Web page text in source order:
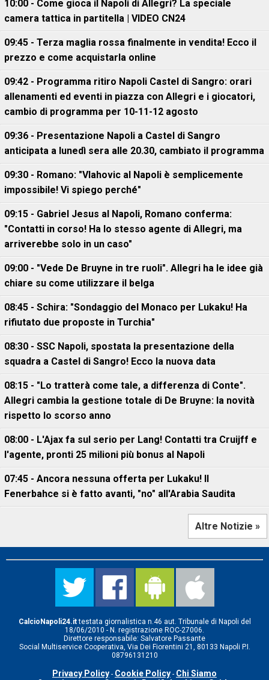
10:00 - Come gioca il Napoli di Allegri? La speciale
camera tattica in partitella | VIDEO CN24
09:45 - Terza maglia rossa finalmente in vendita! Ecco il
prezzo e come acquistarla online
09:42 - Programma ritiro Napoli Castel di Sangro: orari
allenamenti ed eventi in piazza con Allegri e i giocatori,
cambio di programma per 10-11-12 agosto
09:36 - Presentazione Napoli a Castel di Sangro
anticipata a lunedì sera alle 20.30, cambiato il programma
09:30 - Romano: "Vlahovic al Napoli è semplicemente
impossibile! Vi spiego perché"
09:15 - Gabriel Jesus al Napoli, Romano conferma:
"Contatti in corso! Ha lo stesso agente di Allegri, ma
arriverebbe solo in un caso"
09:00 - "Vede De Bruyne in tre ruoli". Allegri ha le idee già
chiare su come utilizzare il belga
08:45 - Schira: "Sondaggio del Monaco per Lukaku! Ha
rifiutato due proposte in Turchia"
08:30 - SSC Napoli, spostata la presentazione della
squadra a Castel di Sangro! Ecco la nuova data
08:15 - "Lo tratterà come tale, a differenza di Conte".
Allegri cambia la gestione totale di De Bruyne: la novità
rispetto lo scorso anno
08:00 - L'Ajax fa sul serio per Lang! Contatti tra Cruijff e
l'agente, pronti 25 milioni più bonus al Napoli
07:45 - Ancora nessuna offerta per Lukaku! Il
Fenerbahce si è fatto avanti, "no" all'Arabia Saudita
Altre Notizie »
CalcioNapoli24.ittestata giornalistica n.46 aut. Tribunale di Napoli del
18/06/2010 - N. registrazione ROC-27006.
Direttore responsabile: Salvatore Passante
Social Multiservice Cooperativa, Via Dei Fiorentini 21, 80133 Napoli P.I.
08796131210
Privacy Policy - Cookie Policy - Chi Siamo